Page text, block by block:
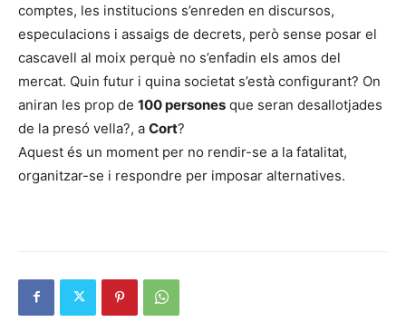
comptes, les institucions s’enreden en discursos,
especulacions i assaigs de decrets, però sense posar el
cascavell al moix perquè no s’enfadin els amos del
mercat. Quin futur i quina societat s’està configurant? On
aniran les prop de 100 persones que seran desallotjades
de la presó vella?, a Cort?
Aquest és un moment per no rendir-se a la fatalitat,
organitzar-se i respondre per imposar alternatives.